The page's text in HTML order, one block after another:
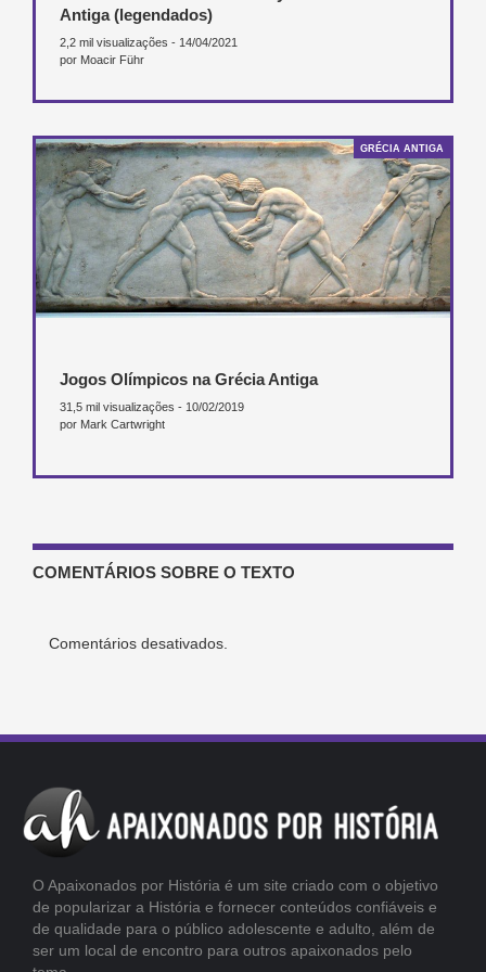
Antiga (legendados)
2,2 mil visualizações - 14/04/2021
por Moacir Führ
GRÉCIA ANTIGA
Jogos Olímpicos na Grécia Antiga
31,5 mil visualizações - 10/02/2019
por Mark Cartwright
COMENTÁRIOS SOBRE O TEXTO
Comentários desativados.
O Apaixonados por História é um site criado com o objetivo
de popularizar a História e fornecer conteúdos confiáveis e
de qualidade para o público adolescente e adulto, além de
ser um local de encontro para outros apaixonados pelo